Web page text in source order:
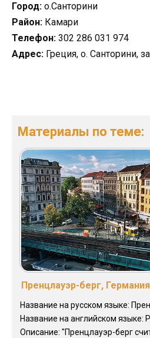
Город: о.Санторини
Район: Камари
Телефон: 302 286 031 974
Адрес: Греция, о. Санторини,
Материалы по теме:
Пренцлауэр-берг,
Название на русском языке:
Название на английском языке:
Описание: "Пренцлауэр-берг